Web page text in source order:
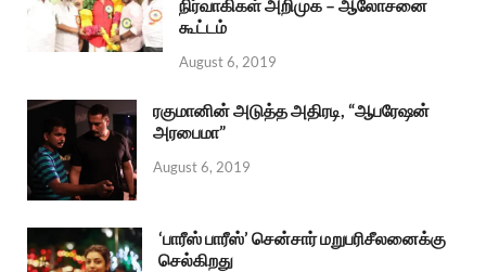
நிர்வாகிகள் அறிமுக – ஆலோசனை
கூட்டம்
August 6, 2019
ரகுமானின் அடுத்த அதிரடி, “ஆபரேஷன்
அரபைமா”
August 6, 2019
‘பாரீஸ் பாரீஸ்’ சென்சார் மறுபரிசீலனைக்கு
செல்கிறது